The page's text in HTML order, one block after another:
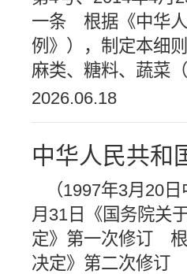
一条 根据《中华人
例》），制定本细
麻类、糖料、蔬菜
2026.06.18
中华人民共和
（1997年3月20
月31日《国务院关
定》第一次修订 根
决定》第二次修订